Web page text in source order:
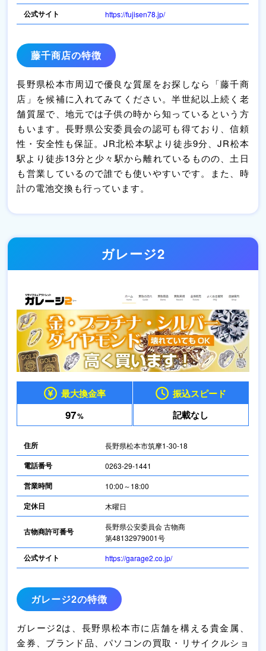
公式サイト https://fujisen78.jp/
藤千商店の特徴
長野県松本市周辺で優良な質屋をお探しなら「藤千商
店」を候補に入れてみてください。半世紀以上続く老
舗質屋で、地元では子供の時から知っているという方
もいます。長野県公安委員会の認可も得ており、信頼
性・安全性も保証。JR北松本駅より徒歩9分、JR松本
駅より徒歩13分と少々駅から離れているものの、土日
も営業しているので誰でも使いやすいです。また、時
計の電池交換も行っています。
ガレージ2
最大換金率
97%
振込スピード
記載なし
住所 長野県松本市筑摩1-30-18
電話番号 0263-29-1441
営業時間 10:00～18:00
定休日 木曜日
古物商許可番号
長野県公安委員会 古物商
第48132979001号
公式サイト https://garage2.co.jp/
ガレージ2の特徴
ガレージ2は、長野県松本市に店舗を構える貴金属、
金券、ブランド品、パソコンの買取・リサイクルショ